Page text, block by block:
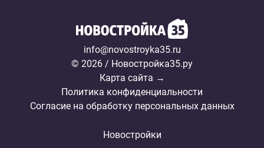
info@novostroyka35.ru
© 2026 / Новостройка35.ру
Карта сайта →
Политика конфиденциальности
Согласие на обработку персональных данных
Новостройки